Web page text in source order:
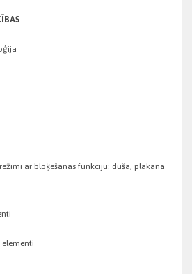
ar bloķēšanas funkciju: duša, plakana